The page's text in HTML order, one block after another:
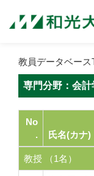
教員データベース
専門分野：会計
No
.
氏名(カナ)
教授 （1名）